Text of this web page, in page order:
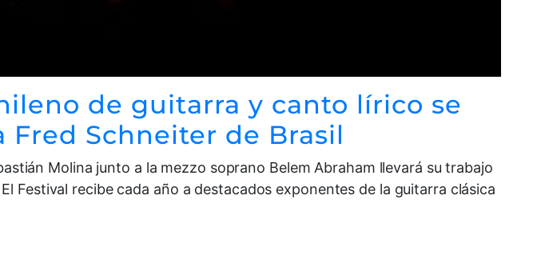
de guitarra y canto lírico se
Schneiter de Brasil
Molina junto a la mezzo soprano Belem Abraham llevará su trabajo
Festival recibe cada año a destacados exponentes de la guitarra clásica